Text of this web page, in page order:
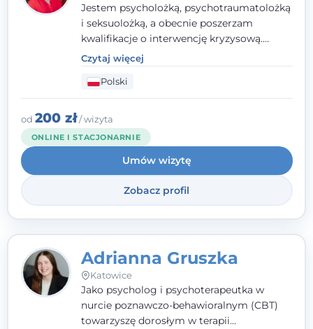
Jestem psycholożką, psychotraumatolożką
i seksuolożką, a obecnie poszerzam
kwalifikacje o interwencję kryzysową.
Pracuję w nurcie terapii trzeciej fali, łącząc
metody o potwierdzonej skuteczności.
Towarzyszę młodzieży, dorosłym i parom w
radzeniu sobie z bolesnymi
doświadczeniami tak, by mogli żyć pełniej.
Czytaj więcej
Polski
od 200 zł/ wizyta
ONLINE I STACJONARNIE
Umów wizytę
Zobacz profil
Adrianna Gruszka
Katowice
Jako psycholog i psychoterapeutka w
nurcie poznawczo-behawioralnym (CBT)
towarzyszę dorosłym w terapii